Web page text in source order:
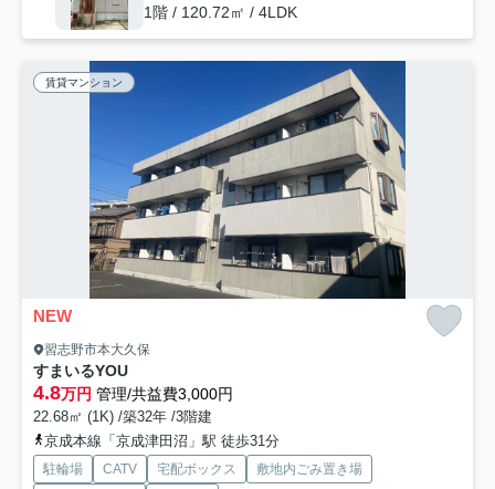
1階 / 120.72㎡ / 4LDK
賃貸マンション
NEW
習志野市本大久保
すまいるYOU
4.8万円 管理/共益費3,000円
22.68㎡ (1K) /築32年 /3階建
京成本線「京成津田沼」駅 徒歩31分
駐輪場 CATV 宅配ボックス
敷地内ごみ置き場